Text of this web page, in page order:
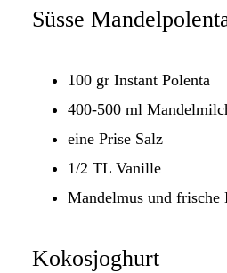
Süsse
100 gr Instant Polenta
400-500 ml
eine Prise Salz
1/2 TL Vanille
Mandelmus und frische
Kokosjoghurt